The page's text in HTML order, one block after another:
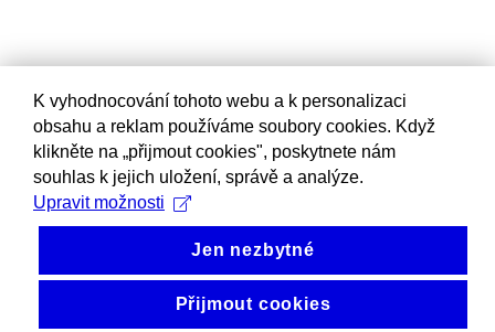
K vyhodnocování tohoto webu a k personalizaci
obsahu a reklam používáme soubory cookies. Když
klikněte na „přijmout cookies", poskytnete nám
souhlas k jejich uložení, správě a analýze.
Upravit možnosti
Jen nezbytné
Přijmout cookies